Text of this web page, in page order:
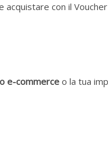
acquistare con il Voucher
e-commerce o la tua